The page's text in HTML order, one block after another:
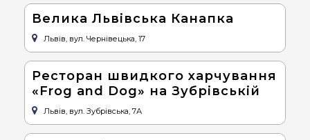
Велика Львівська Канапка
Львів, вул. Чернівецька, 17
Ресторан швидкого харчування
«Frog and Dog» на Зубрівській
Львів, вул. Зубрівська, 7А